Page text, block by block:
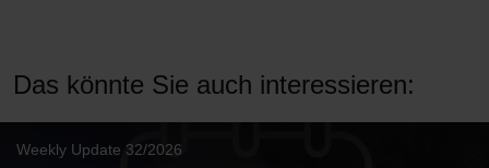
Das könnte Sie auch interessieren:
Weekly Update 32/2026